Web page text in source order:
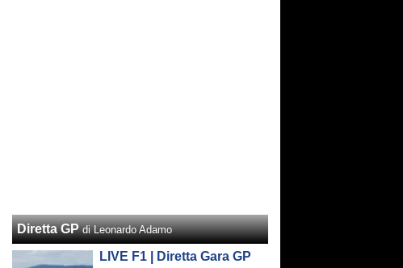
Diretta GP di Leonardo Adamo
LIVE F1 | Diretta Gara GP